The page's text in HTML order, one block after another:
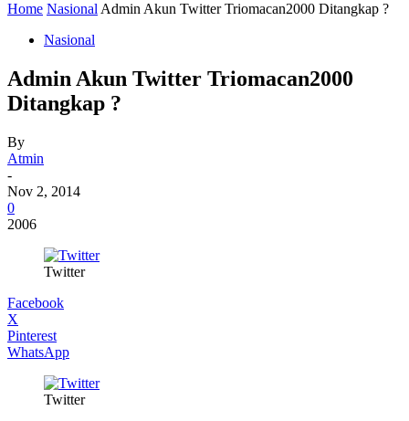
Home Nasional Admin Akun Twitter Triomacan2000 Ditangkap ?
Nasional
Admin Akun Twitter Triomacan2000
Ditangkap ?
By
Atmin
-
Nov 2, 2014
0
2006
Twitter
Facebook
X
Pinterest
WhatsApp
Twitter